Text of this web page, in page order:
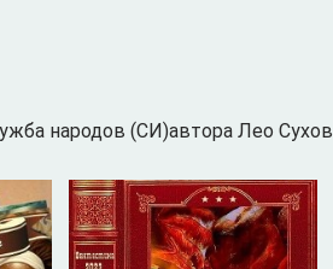
народов (СИ)автора Лео Сухов